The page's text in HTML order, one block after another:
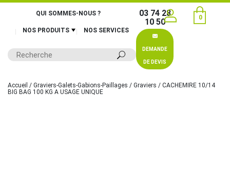
QUI SOMMES-NOUS ?
NOS PRODUITS NOS SERVICES
03 74 28
10 50
DEMANDE
DE DEVIS
0
Accueil / Graviers-Galets-Gabions-Paillages / Graviers / CACHEMIRE 10/14
BIG BAG 100 KG A USAGE UNIQUE